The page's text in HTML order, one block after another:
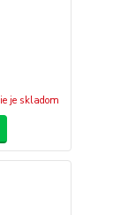
je skladom